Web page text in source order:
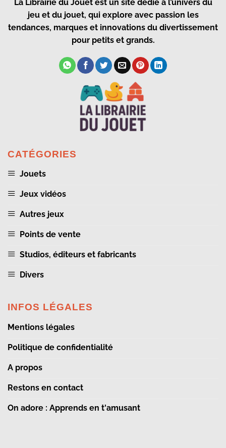
La Librairie du Jouetest un site dédié à l’univers du
jeu et du jouet, qui explore avec passion les
tendances, marques et innovations du divertissement
pour petits et grands.
CATÉGORIES
Jouets
Jeux vidéos
Autres jeux
Points de vente
Studios, éditeurs et fabricants
Divers
INFOS LÉGALES
Mentions légales
Politique de confidentialité
A propos
Restons en contact
On adore : Apprends en t'amusant